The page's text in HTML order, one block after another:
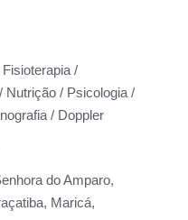
/
Nutrição / Psicologia /
/ Doppler
do Amparo,
Maricá,